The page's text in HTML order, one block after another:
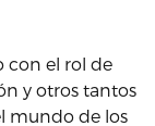
con el rol de
y otros tantos
mundo de los